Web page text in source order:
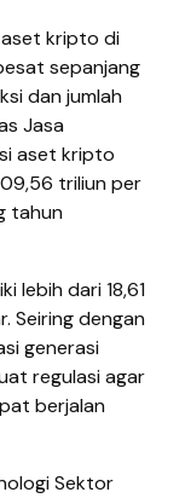
kripto di
sepanjang
dan jumlah
Jasa
aset kripto
triliun per
tahun
lebih dari 18,61
Seiring dengan
generasi
regulasi agar
berjalan
Sektor